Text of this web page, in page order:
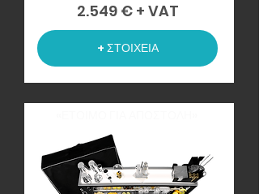
2.549 € + VAT
+ ΣΤΟΙΧΕΙΑ